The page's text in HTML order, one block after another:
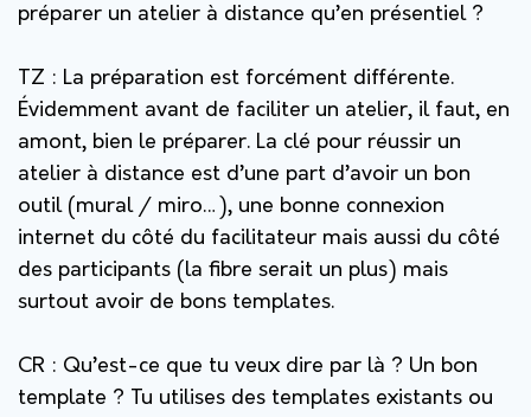
préparer un atelier à distance qu’en présentiel ?
TZ : La préparation est forcément différente.
Évidemment avant de faciliter un atelier, il faut, en
amont, bien le préparer. La clé pour réussir un
atelier à distance est d’une part d’avoir un bon
outil (mural / miro…), une bonne connexion
internet du côté du facilitateur mais aussi du côté
des participants (la fibre serait un plus) mais
surtout avoir de bons templates.
CR : Qu’est-ce que tu veux dire par là ? Un bon
template ? Tu utilises des templates existants ou